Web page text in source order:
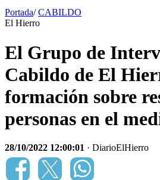
Portada/ CABILDO
El Hierro
El Grupo de
Cabildo de El
formación sobre
personas en el
28/10/2022 12:00:01 · DiarioElHierro